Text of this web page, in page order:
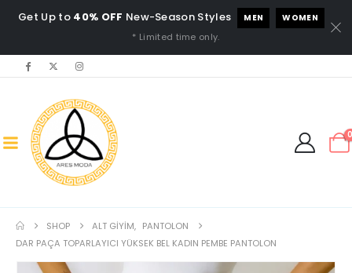
Get Up to 40% OFF New-Season Styles MEN WOMEN
* Limited time only.
SHOP ALT GIYIM, PANTOLON
DAR PAÇA TOPARLAYICI YÜKSEK BEL KADIN PEMBE PANTOLON